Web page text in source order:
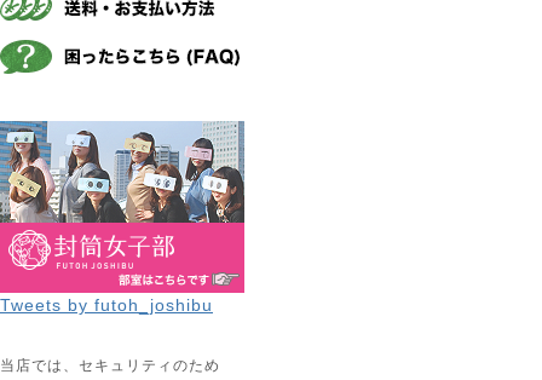
Tweets by futoh_joshibu
当店では、セキュリティのため